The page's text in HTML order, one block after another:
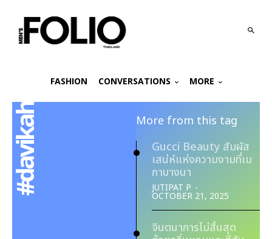
FASHION CONVERSATIONS MORE
#davikah
More from this tag
Gucci Beauty สัมผัส
เสน่ห์แห่งความงามที่เม
กาบางนา
JUTIPAT P -
OCTOBER 21, 2025
จินตนาการไม่สิ้นสุด